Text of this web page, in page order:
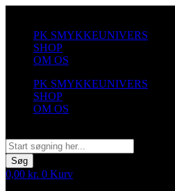
indholdPK SMYKKEUNIVERS
SHOP
OM OS
PK SMYKKEUNIVERS
SHOP
OM OS
Søg
0,00 kr. 0 Kurv